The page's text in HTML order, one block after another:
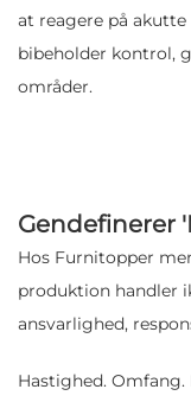
at reagere på
bibeholder kontrol,
områder.
Gendefinerer
Hos Furnitopper
produktion handler
ansvarlighed,
Hastighed.